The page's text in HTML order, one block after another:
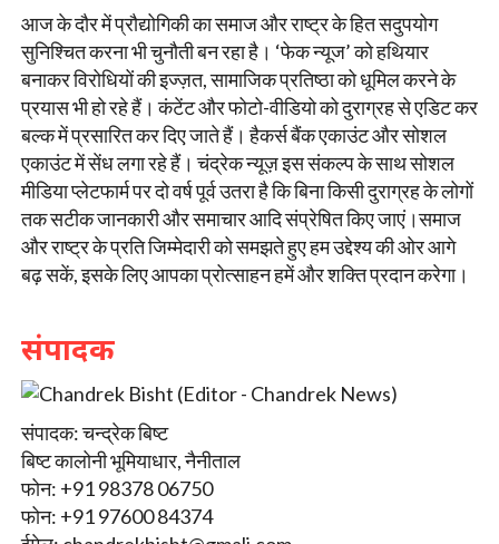
आज के दौर में प्रौद्योगिकी का समाज और राष्ट्र के हित सदुपयोग
सुनिश्चित करना भी चुनौती बन रहा है। ‘फेक न्यूज’ को हथियार
बनाकर विरोधियों की इज्ज़त, सामाजिक प्रतिष्ठा को धूमिल करने के
प्रयास भी हो रहे हैं। कंटेंट और फोटो-वीडियो को दुराग्रह से एडिट कर
बल्क में प्रसारित कर दिए जाते हैं। हैकर्स बैंक एकाउंट और सोशल
एकाउंट में सेंध लगा रहे हैं। चंद्रेक न्यूज़ इस संकल्प के साथ सोशल
मीडिया प्लेटफार्म पर दो वर्ष पूर्व उतरा है कि बिना किसी दुराग्रह के लोगों
तक सटीक जानकारी और समाचार आदि संप्रेषित किए जाएं।समाज
और राष्ट्र के प्रति जिम्मेदारी को समझते हुए हम उद्देश्य की ओर आगे
बढ़ सकें, इसके लिए आपका प्रोत्साहन हमें और शक्ति प्रदान करेगा।
संपादक
संपादक: चन्द्रेक बिष्ट
बिष्ट कालोनी भूमियाधार, नैनीताल
फोन: +91 98378 06750
फोन: +91 97600 84374